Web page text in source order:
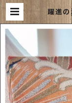
躍進
gh～
店｜